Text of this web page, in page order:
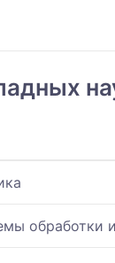
обработки